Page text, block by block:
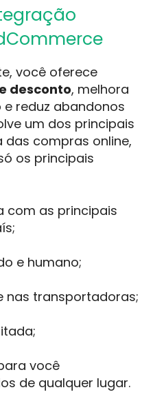
você oferece
desconto, melhora
reduz abandonos
um dos principais
compras online,
os principais
com as principais
e humano;
nas transportadoras;
você
de qualquer lugar.